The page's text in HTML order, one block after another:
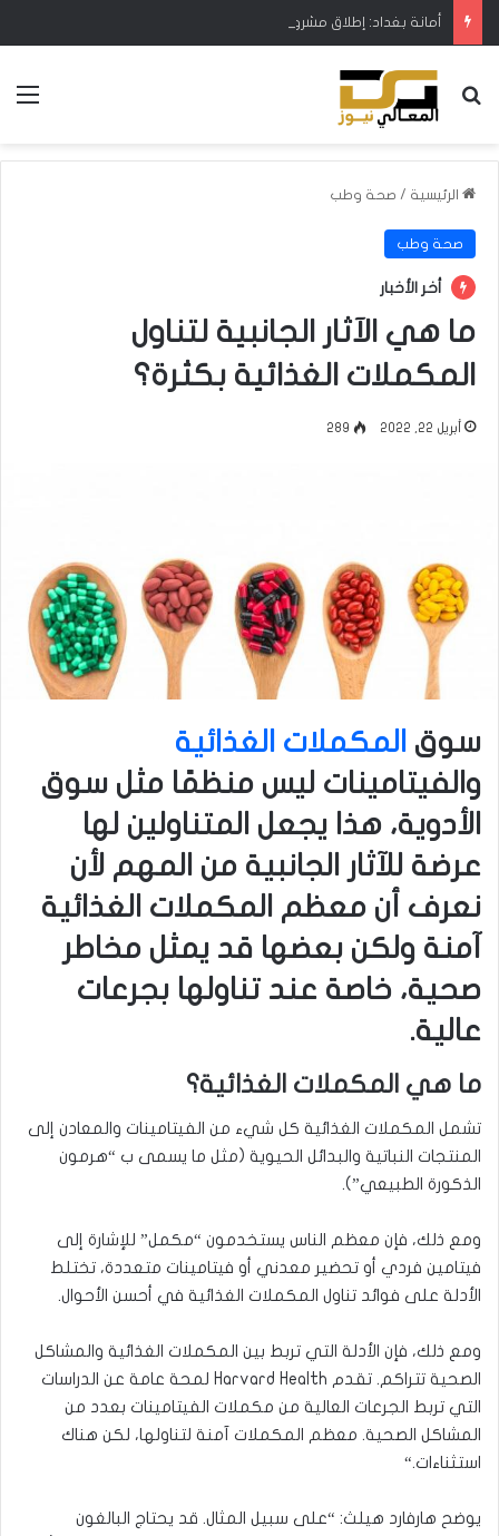
بحث عن
الرئيسية / صحة وطب
صحة وطب
أخر الأخبار
ما هي الآثار الجانبية لتناول
المكملات الغذائية بكثرة؟
أبريل 22, 2022 289
سوق المكملات الغذائية
والفيتامينات ليس منظمًا مثل سوق
الأدوية، هذا يجعل المتناولين لها
عرضة للآثار الجانبية من المهم لأن
نعرف أن معظم المكملات الغذائية
آمنة ولكن بعضها قد يمثل مخاطر
صحية، خاصة عند تناولها بجرعات
عالية.
ما هي المكملات الغذائية؟
تشمل المكملات الغذائية كل شيء من الفيتامينات والمعادن إلى
المنتجات النباتية والبدائل الحيوية (مثل ما يسمى ب “هرمون
الذكورة الطبيعي”).
ومع ذلك، فإن معظم الناس يستخدمون “مكمل” للإشارة إلى
فيتامين فردي أو تحضير معدني أو فيتامينات متعددة، تختلط
الأدلة على فوائد تناول المكملات الغذائية في أحسن الأحوال.
ومع ذلك، فإن الأدلة التي تربط بين المكملات الغذائية والمشاكل
الصحية تتراكم. تقدم Harvard Health لمحة عامة عن الدراسات
التي تربط الجرعات العالية من مكملات الفيتامينات بعدد من
المشاكل الصحية. معظم المكملات آمنة لتناولها، لكن هناك
استثناءات“.
يوضح هارفارد هيلث: “على سبيل المثال. قد يحتاج البالغون